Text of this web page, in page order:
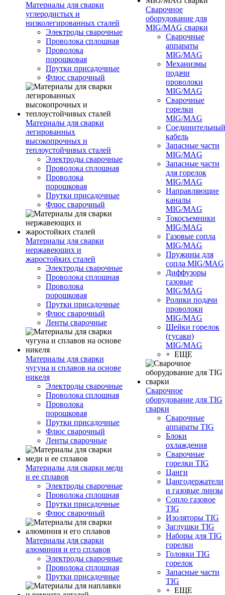
Материалы для сварки
углеродистых и
низколегированных сталей
Электроды сварочные
Проволока сплошная
Проволока
порошковая
Прутки присадочные
Флюс сварочный
Материалы для сварки
легированных
высокопрочных и
теплоустойчивых сталей
Электроды сварочные
Проволока сплошная
Проволока
порошковая
Прутки присадочные
Флюс сварочный
Материалы для сварки
нержавеющих и
жаростойких сталей
Электроды сварочные
Проволока сплошная
Проволока
порошковая
Прутки присадочные
Флюс сварочный
Ленты сварочные
Материалы для сварки
чугуна и сплавов на основе
никеля
Электроды сварочные
Проволока сплошная
Проволока
порошковая
Прутки присадочные
Флюс сварочный
Ленты сварочные
Материалы для сварки меди
и ее сплавов
Электроды сварочные
Проволока сплошная
Прутки присадочные
Флюс сварочный
Материалы для сварки
алюминия и его сплавов
Электроды сварочные
Проволока сплошная
Прутки присадочные
Сварочное
оборудование для
MIG/MAG сварки
Сварочные
аппараты
MIG/MAG
Механизмы
подачи
проволоки
MIG/MAG
Сварочные
горелки
MIG/MAG
Соединительный
кабель
Запасные части
MIG/MAG
Запасные части
для горелок
MIG/MAG
Направляющие
каналы
MIG/MAG
Токосъемники
MIG/MAG
Газовые сопла
MIG/MAG
Пружины для
сопла MIG/MAG
Диффузоры
газовые
MIG/MAG
Ролики подачи
проволоки
MIG/MAG
Шейки горелок
(гусаки)
MIG/MAG
+ ЕЩЕ
Сварочное
оборудование для TIG
сварки
Сварочные
аппараты TIG
Блоки
охлаждения
Сварочные
горелки TIG
Цанги
Цангодержатели
и газовые линзы
Сопло газовое
TIG
Изоляторы TIG
Заглушки TIG
Наборы для TIG
горелки
Головки TIG
горелок
Запасные части
TIG
+ ЕЩЕ